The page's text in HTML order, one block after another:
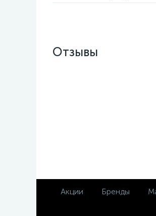
Отзывы
Акции Бренды